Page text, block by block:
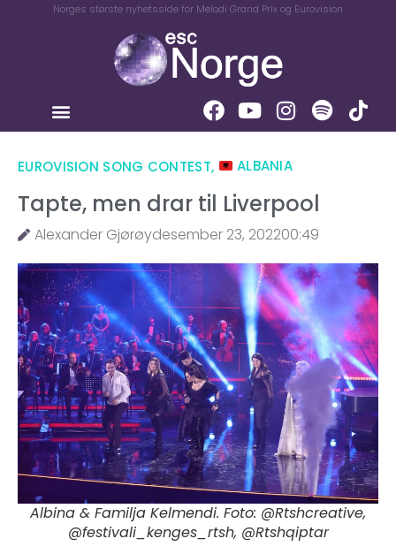
Norges største nyhetsside for Melodi Grand Prix og Eurovision
EUROVISION SONG CONTEST, ALBANIA
Tapte, men drar til Liverpool
Alexander Gjørøydesember 23, 202200:49
Albina & Familja Kelmendi. Foto: @Rtshcreative,
@festivali_kenges_rtsh, @Rtshqiptar